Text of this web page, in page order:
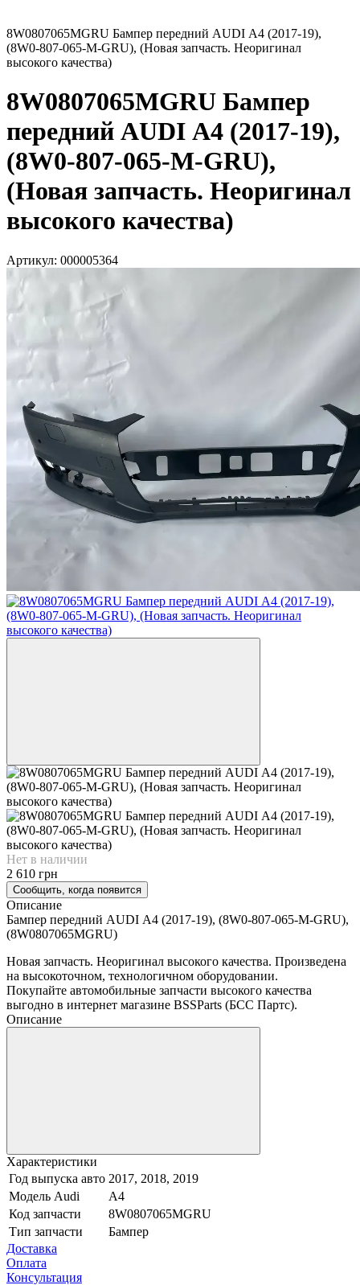
8W0807065MGRU Бампер передний AUDI А4 (2017-19),
(8W0-807-065-M-GRU), (Новая запчасть. Неоригинал
высокого качества)
8W0807065MGRU Бампер
передний AUDI А4 (2017-19),
(8W0-807-065-M-GRU),
(Новая запчасть. Неоригинал
высокого качества)
Артикул: 000005364
Нет в наличии
2 610 грн
Сообщить, когда появится
Описание
Бампер передний AUDI А4 (2017-19), (8W0-807-065-M-GRU),
(8W0807065MGRU)
Новая запчасть. Неоригинал высокого качества. Произведена
на высокоточном, технологичном оборудовании.
Покупайте автомобильные запчасти высокого качества
выгодно в интернет магазине BSSParts (БСС Партс).
Описание
Характеристики
Год выпуска авто 2017, 2018, 2019
Модель Audi
А4
Код запчасти
8W0807065MGRU
Тип запчасти
Бампер
Доставка
Оплата
Консультация